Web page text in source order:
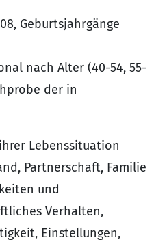
Geburtsjahrgänge
nach Alter (40-54, 55-
der in
Lebenssituation
Partnerschaft, Familie
und
Verhalten,
Einstellungen,